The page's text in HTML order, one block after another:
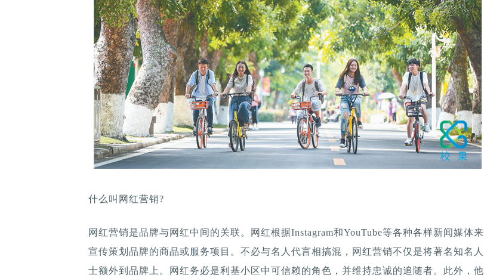
什么叫网红营销?
网红营销是品牌与网红中间的关联。网红根据Instagram和YouTube等各种各样新闻媒体来
宣传策划品牌的商品或服务项目。不必与名人代言相搞混，网红营销不仅是将著名知名人
士额外到品牌上。网红务必是利基小区中可信赖的角色，并维持忠诚的追随者。此外，他